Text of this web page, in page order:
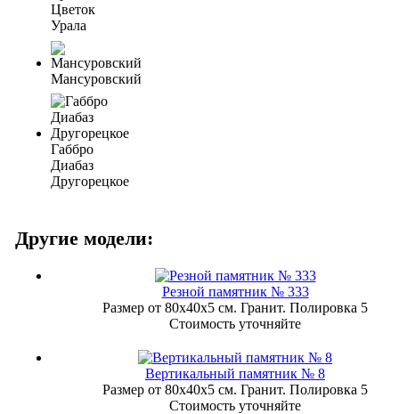
Цветок
Урала
Мансуровский
Габбро
Диабаз
Другорецкое
Другие модели:
Резной памятник № 333
Размер от 80х40х5 см. Гранит. Полировка 5
Стоимость уточняйте
Вертикальный памятник № 8
Размер от 80х40х5 см. Гранит. Полировка 5
Стоимость уточняйте